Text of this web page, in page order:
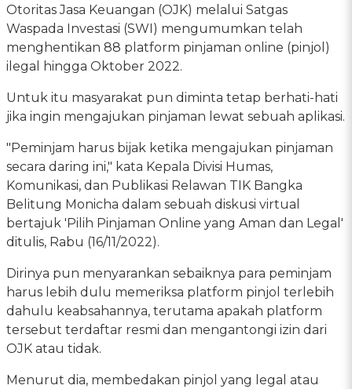
Otoritas Jasa Keuangan (OJK) melalui Satgas
Waspada Investasi (SWI) mengumumkan telah
menghentikan 88 platform pinjaman online (pinjol)
ilegal hingga Oktober 2022.
Untuk itu masyarakat pun diminta tetap berhati-hati
jika ingin mengajukan pinjaman lewat sebuah aplikasi.
"Peminjam harus bijak ketika mengajukan pinjaman
secara daring ini," kata Kepala Divisi Humas,
Komunikasi, dan Publikasi Relawan TIK Bangka
Belitung Monicha dalam sebuah diskusi virtual
bertajuk 'Pilih Pinjaman Online yang Aman dan Legal'
ditulis, Rabu (16/11/2022).
Dirinya pun menyarankan sebaiknya para peminjam
harus lebih dulu memeriksa platform pinjol terlebih
dahulu keabsahannya, terutama apakah platform
tersebut terdaftar resmi dan mengantongi izin dari
OJK atau tidak.
Menurut dia, membedakan pinjol yang legal atau